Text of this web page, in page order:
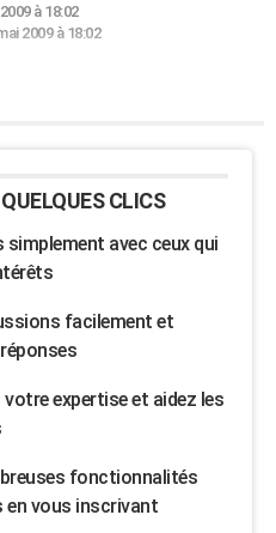
à 18:02
2009 à 18:02
CLICS
avec ceux qui
facilement et
expertise et aidez les
fonctionnalités
en vous inscrivant